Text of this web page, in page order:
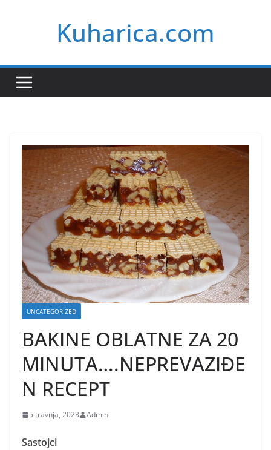
Kuharica.com
UNCATEGORIZED
BAKINE OBLATNE ZA 20
MINUTA….NEPREVAZIĐE
N RECEPT
5 travnja, 2023 Admin
Sastojci